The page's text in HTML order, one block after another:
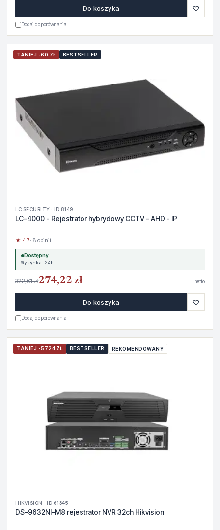
Do koszyka ♡
Dodaj do porównania
TANIEJ -60 ZŁ BESTSELLER
LC SECURITY · ID 8149
LC-4000 - Rejestrator hybrydowy CCTV - AHD - IP
★ 4.7· 8 opinii
Dostępny
Wysyłka 24h
322,61 zł274,22 zł netto
Do koszyka ♡
Dodaj do porównania
TANIEJ -5724 ZŁ BESTSELLER REKOMENDOWANY
HIKVISION · ID 61345
DS-9632NI-M8 rejestrator NVR 32ch Hikvision